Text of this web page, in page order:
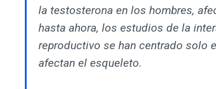
la testosterona en los hombres,
hasta ahora, los estudios de la
reproductivo se han centrado solo
afectan el esqueleto.